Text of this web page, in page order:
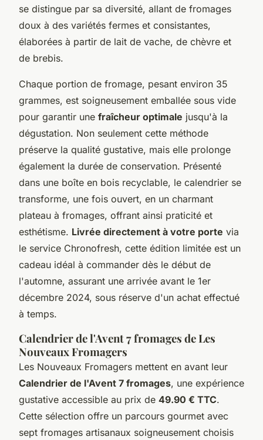
se distingue par sa diversité, allant de fromages
doux à des variétés fermes et consistantes,
élaborées à partir de lait de vache, de chèvre et
de brebis.
Chaque portion de fromage, pesant environ 35
grammes, est soigneusement emballée sous vide
pour garantir une fraîcheur optimale jusqu'à la
dégustation. Non seulement cette méthode
préserve la qualité gustative, mais elle prolonge
également la durée de conservation. Présenté
dans une boîte en bois recyclable, le calendrier se
transforme, une fois ouvert, en un charmant
plateau à fromages, offrant ainsi praticité et
esthétisme. Livrée directement à votre porte via
le service Chronofresh, cette édition limitée est un
cadeau idéal à commander dès le début de
l'automne, assurant une arrivée avant le 1er
décembre 2024, sous réserve d'un achat effectué
à temps.
Calendrier de l'Avent 7 fromages de Les
Nouveaux Fromagers
Les Nouveaux Fromagers mettent en avant leur
Calendrier de l'Avent 7 fromages, une expérience
gustative accessible au prix de 49.90 € TTC.
Cette sélection offre un parcours gourmet avec
sept fromages artisanaux soigneusement choisis